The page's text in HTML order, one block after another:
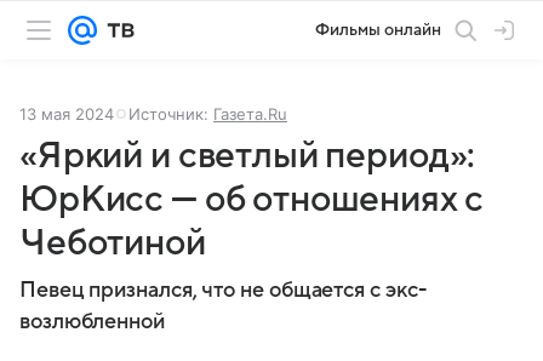
Фильмы онлайн
13 мая 2024 Источник: Газета.Ru
«Яркий и светлый период»:
ЮрКисс — об отношениях с
Чеботиной
Певец признался, что не общается с экс-
возлюбленной